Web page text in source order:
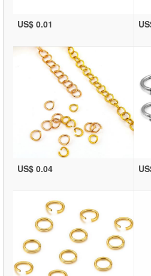
US$ 0.01
US$ 0.04